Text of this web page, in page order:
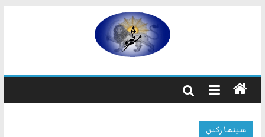
مشروطه
مشروطه
حزب
سینما رکس